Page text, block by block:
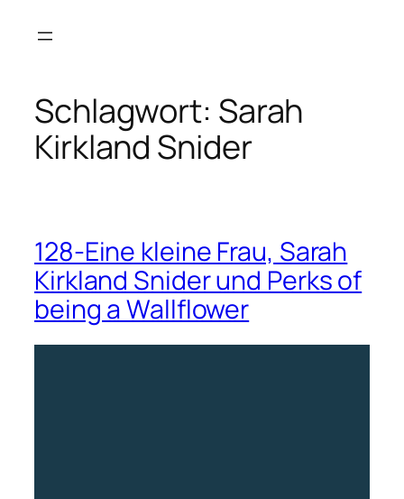
Inhalt
Schlagwort: Sarah
Kirkland Snider
128-Eine kleine Frau, Sarah
Kirkland Snider und Perks of
being a Wallflower